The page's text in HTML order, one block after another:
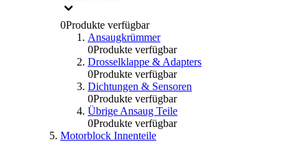
0Produkte verfügbar
Ansaugkrümmer
0Produkte verfügbar
Drosselklappe & Adapters
0Produkte verfügbar
Dichtungen & Sensoren
0Produkte verfügbar
Übrige Ansaug Teile
0Produkte verfügbar
Motorblock Innenteile